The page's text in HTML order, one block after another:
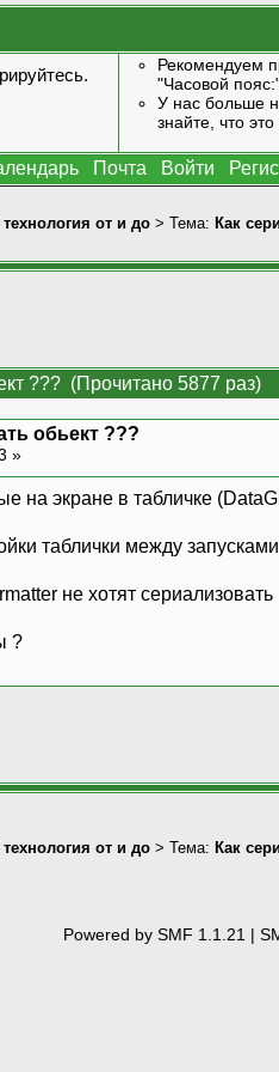
.
Рекомендуем
"Часовой
У нас больше
знайте, что
Почта Войти
технология от и до > Тема: Как
??? (Прочитано 5877 раз)
обьект ???
»
на экране в табличке
таблички между
не хотят сериализовать
?
технология от и до > Тема: Как
Powered by SMF 1.1.21 |